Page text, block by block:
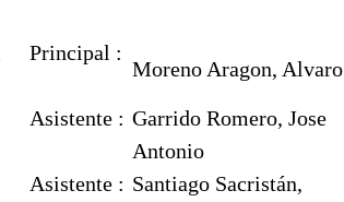
Principal :
Moreno Aragon, Alvaro
Asistente : Garrido Romero, Jose
Antonio
Asistente : Santiago Sacristán,